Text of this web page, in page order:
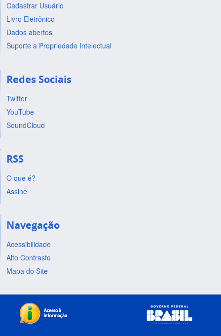
Cadastrar Usuário
Livro Eletrônico
Dados abertos
Suporte a Propriedade Intelectual
Redes Sociais
Twitter
YouTube
SoundCloud
RSS
O que é?
Assine
Navegação
Acessibilidade
Alto Contraste
Mapa do Site